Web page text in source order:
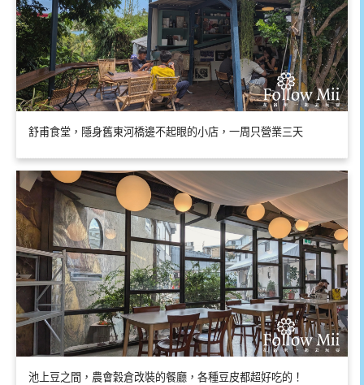
舒甫食堂，隱身舊東河橋邊不起眼的小店，一周只營業三天
池上豆之間，農會穀倉改裝的餐廳，各種豆皮都超好吃的！